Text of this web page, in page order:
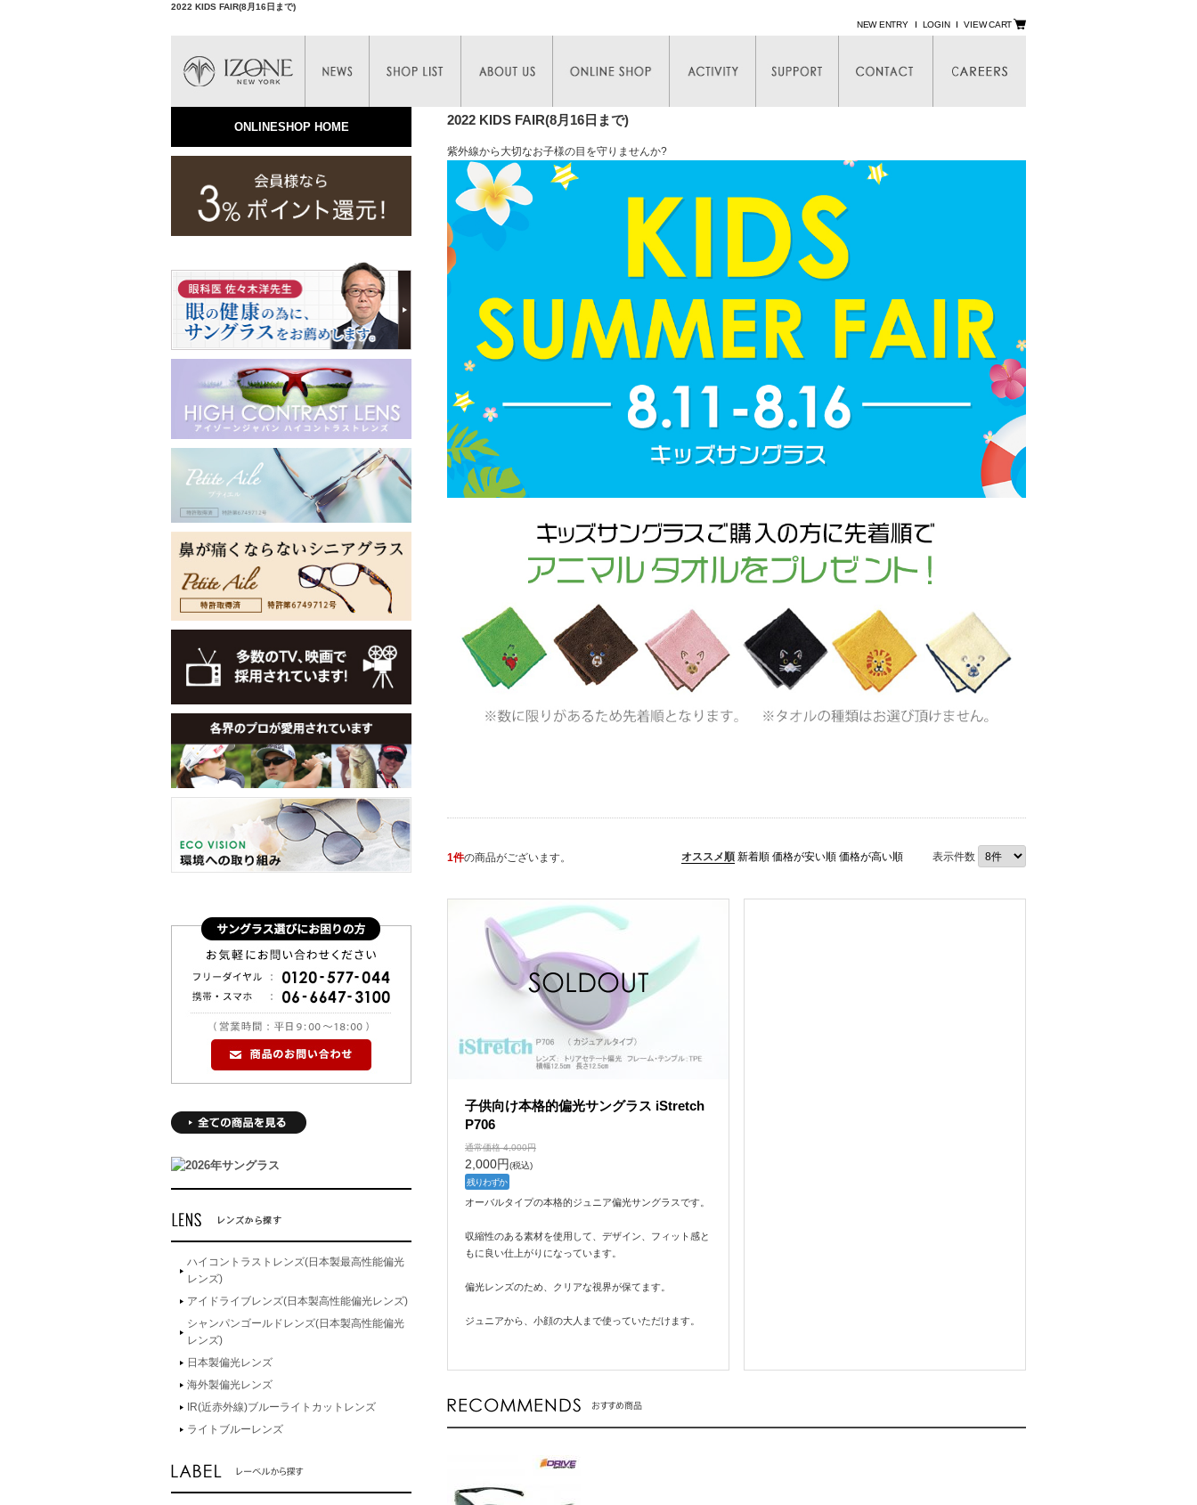
2022 KIDS FAIR(8月16日まで)
VIEW CART
LOGIN
NEW ENTRY
ONLINESHOP HOME
ハイコントラストレンズ(日本製最高性能偏光
レンズ)
アイドライブレンズ(日本製高性能偏光レンズ)
シャンパンゴールドレンズ(日本製高性能偏光
レンズ)
日本製偏光レンズ
海外製偏光レンズ
IR(近赤外線)ブルーライトカットレンズ
ライトブルーレンズ
2022 KIDS FAIR(8月16日まで)
紫外線から大切なお子様の目を守りませんか?
1件の商品がございます。 オススメ順 新着順 価格が安い順 価格が高い順 表示件数
子供向け本格的偏光サングラス iStretch
P706
通常価格4,000円
2,000円(税込)
残りわずか
オーバルタイプの本格的ジュニア偏光サングラスです。
収縮性のある素材を使用して、デザイン、フィット感と
もに良い仕上がりになっています。
偏光レンズのため、クリアな視界が保てます。
ジュニアから、小顔の大人まで使っていただけます。